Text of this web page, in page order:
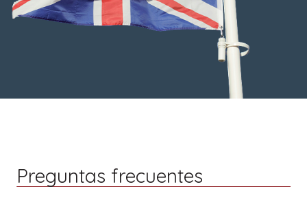
Preguntas frecuentes